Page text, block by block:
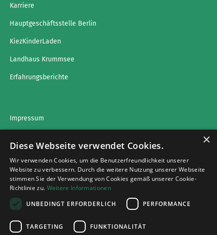
Karriere
Hauptgeschäftsstelle Berlin
KiezKinderLaden
Landhaus Krummsee
Erfahrungsberichte
Impressum
Impressumg
Datenschutz
×
Diese Webseite verwendet Cookies.
Wir verwenden Cookies, um die Benutzerfreundlichkeit unserer
Website zu verbessern. Durch die weitere Nutzung unserer Webseite
stimmen Sie der Verwendung von Cookies gemäß unserer Cookie-
Richtlinie zu. Weitere Informationen
UNBEDINGT ERFORDERLICH
PERFORMANCE
TARGETING FUNKTIONALITÄT